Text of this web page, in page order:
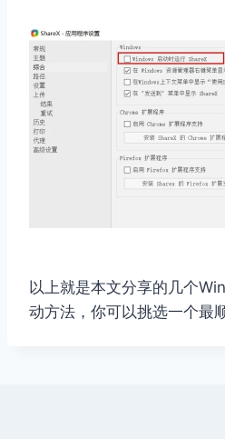
以上就是本文分享的几个
动方法，你可以挑选一个最